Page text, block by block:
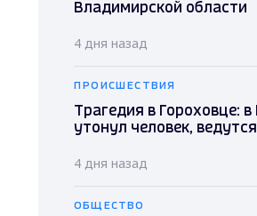
Владимирской области
4 дня назад
ПРОИСШЕСТВИЯ
Трагедия в Гороховце:
утонул человек,
4 дня назад
ОБЩЕСТВО